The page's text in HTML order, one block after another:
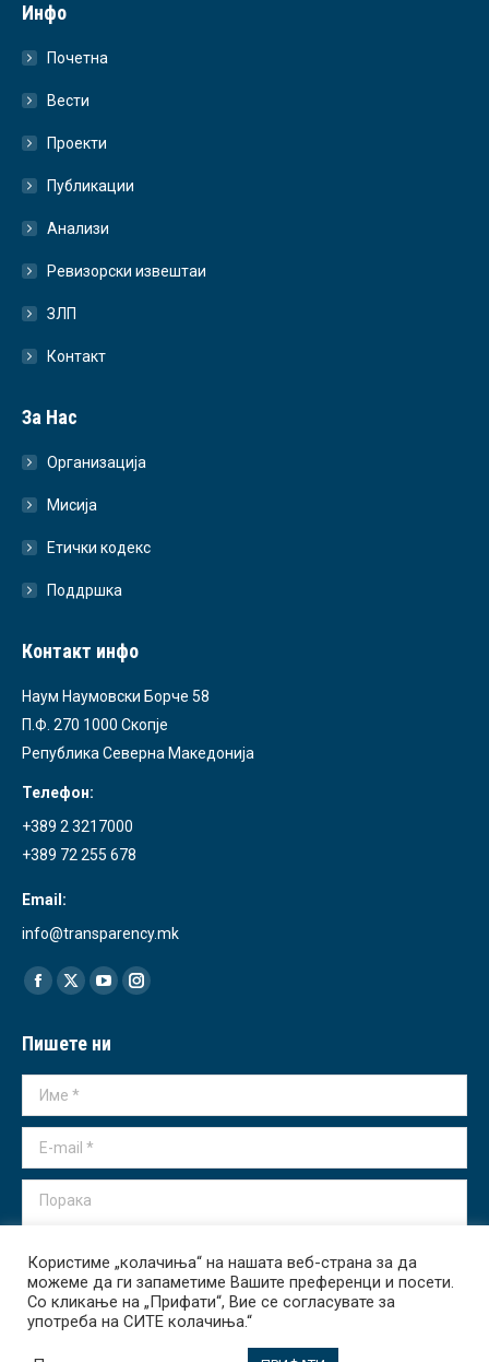
Инфо
Почетна
Вести
Проекти
Публикации
Анализи
Ревизорски извештаи
ЗЛП
Контакт
За Нас
Организација
Мисија
Етички кодекс
Поддршка
Контакт инфо
Наум Наумовски Борче 58
П.Ф. 270 1000 Скопје
Република Северна Македонија
Телефон:
+389 2 3217000
+389 72 255 678
Email:
info@transparency.mk
Find us on:
Facebook
opens
in
new
X
opens
in
YouTube
opens
in
Instagram
in
Пишете ни
Име *
E-mail *
Порака
Испрати
Користиме „колачиња“ на нашата веб-страна за да
можеме да ги запаметиме Вашите преференци и посети.
Со кликање на „Прифати“, Вие се согласувате за
употреба на СИТЕ колачиња.“